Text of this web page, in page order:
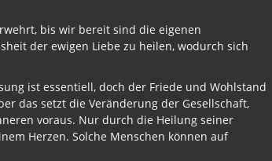
bis wir bereit sind die eigenen
der ewigen Liebe zu heilen, wodurch sich
ist essentiell, doch der Friede und Wohlstand
das setzt die Veränderung der Gesellschaft,
voraus. Nur durch die Heilung seiner
Herzen. Solche Menschen können auf